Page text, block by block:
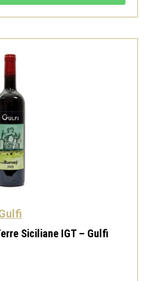
Siciliane IGT – Gulfi